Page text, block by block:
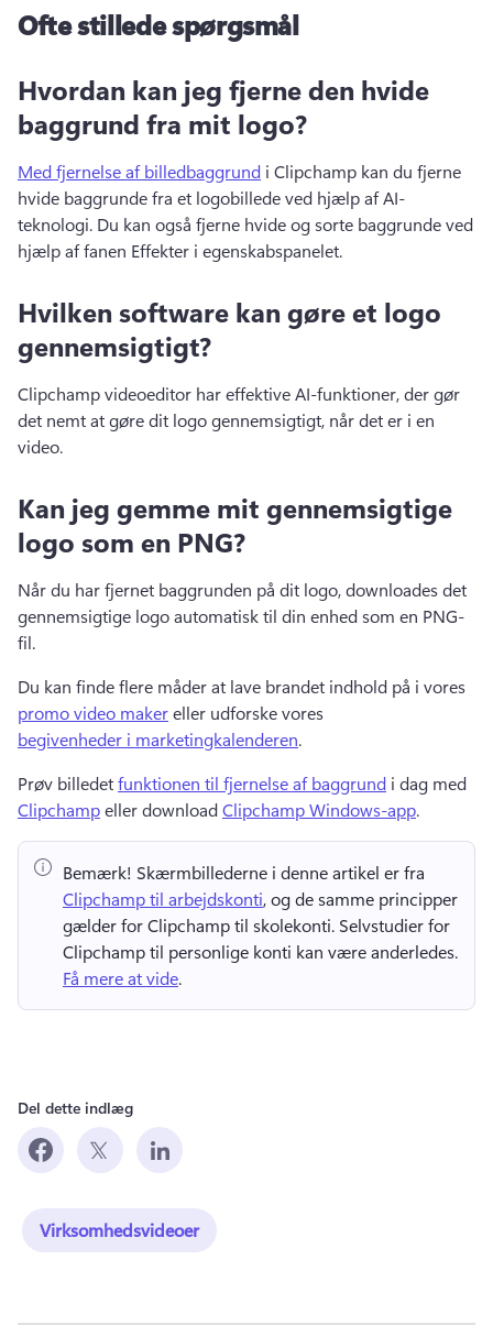
Ofte stillede spørgsmål
Hvordan kan jeg fjerne den hvide
baggrund fra mit logo?
Med fjernelse af billedbaggrund i Clipchamp kan du fjerne
hvide baggrunde fra et logobillede ved hjælp af AI-
teknologi. Du kan også fjerne hvide og sorte baggrunde ved
hjælp af fanen Effekter i egenskabspanelet.
Hvilken software kan gøre et logo
gennemsigtigt?
Clipchamp videoeditor har effektive AI-funktioner, der gør
det nemt at gøre dit logo gennemsigtigt, når det er i en
video.
Kan jeg gemme mit gennemsigtige
logo som en PNG?
Når du har fjernet baggrunden på dit logo, downloades det
gennemsigtige logo automatisk til din enhed som en PNG-
fil.
Du kan finde flere måder at lave brandet indhold på i vores
promo video maker eller udforske vores
begivenheder i marketingkalenderen.
Prøv billedet funktionen til fjernelse af baggrund i dag med
Clipchamp eller download Clipchamp Windows-app.
Bemærk!
Clipchamp til arbejdskonti, og de samme principper
gælder for Clipchamp til skolekonti. Selvstudier for
Få mere at vide.
Del dette indlæg
Virksomhedsvideoer